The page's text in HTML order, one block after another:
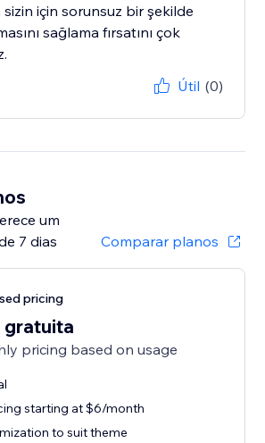
sizin için sorunsuz bir şekilde
sağlama fırsatını çok
Útil (0)
um
7 dias
Comparar planos
pricing
gratuita
pricing based on usage
starting at $6/month
to suit theme